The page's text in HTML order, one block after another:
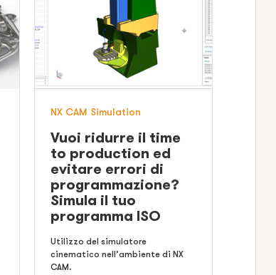
NX CAM Simulation
Vuoi ridurre il time
to production ed
evitare errori di
programmazione?
Simula il tuo
programma ISO
Utilizzo del simulatore
cinematico nell’ambiente di NX
CAM.